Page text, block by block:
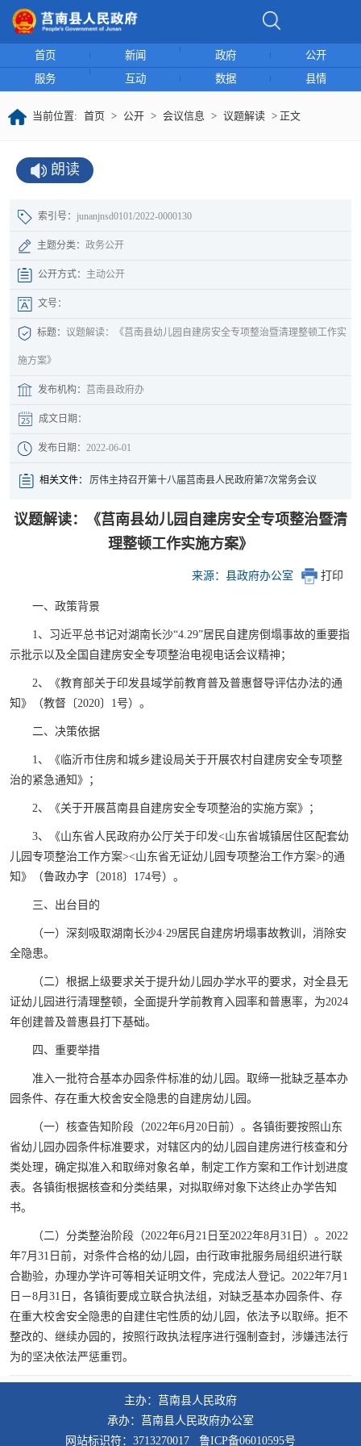
首页 新闻 政府
公开
服务
互动 数据 县情
当前位置: 首页 > 公开 > 会议信息 > 议题解读 > 正文
朗读
索引号： junanjnsd0101/2022-0000130
主题分类： 政务公开
公开方式： 主动公开
文号：
标题： 议题解读：《莒南县幼儿园自建房安全专项整治暨清理整顿工作实
施方案》
发布机构： 莒南县政府办
成文日期：
发布日期： 2022-06-01
相关文件： 厉伟主持召开第十八届莒南县人民政府第7次常务会议
议题解读：《莒南县幼儿园自建房安全专项整治暨清
理整顿工作实施方案》
来源：县政府办公室 打印
一、政策背景
1、习近平总书记对湖南长沙“4.29”居民自建房倒塌事故的重要指
示批示以及全国自建房安全专项整治电视电话会议精神；
2、《教育部关于印发县域学前教育普及普惠督导评估办法的通
知》（教督〔2020〕1号）。
二、决策依据
1、《临沂市住房和城乡建设局关于开展农村自建房安全专项整
治的紧急通知》；
2、《关于开展莒南县自建房安全专项整治的实施方案》；
3、《山东省人民政府办公厅关于印发<山东省城镇居住区配套幼
儿园专项整治工作方案><山东省无证幼儿园专项整治工作方案>的通
知》（鲁政办字〔2018〕174号）。
三、出台目的
（一）深刻吸取湖南长沙4·29居民自建房坍塌事故教训，消除安
全隐患。
（二）根据上级要求关于提升幼儿园办学水平的要求，对全县无
证幼儿园进行清理整顿，全面提升学前教育入园率和普惠率，为2024
年创建普及普惠县打下基础。
四、重要举措
准入一批符合基本办园条件标准的幼儿园。取缔一批缺乏基本办
园条件、存在重大校舍安全隐患的自建房幼儿园。
（一）核查告知阶段（2022年6月20日前）。各镇街要按照山东
省幼儿园办园条件标准要求，对辖区内的幼儿园自建房进行核查和分
类处理，确定拟准入和取缔对象名单，制定工作方案和工作计划进度
表。各镇街根据核查和分类结果，对拟取缔对象下达终止办学告知
书。
（二）分类整治阶段（2022年6月21日至2022年8月31日）。2022
年7月31日前，对条件合格的幼儿园，由行政审批服务局组织进行联
合勘验，办理办学许可等相关证明文件，完成法人登记。2022年7月1
日－8月31日，各镇街要成立联合执法组，对缺乏基本办园条件、存
在重大校舍安全隐患的自建住宅性质的幼儿园，依法予以取缔。拒不
整改的、继续办园的，按照行政执法程序进行强制查封，涉嫌违法行
为的坚决依法严惩重罚。
主办：莒南县人民政府
承办：莒南县人民政府办公室
网站标识符：3713270017 鲁ICP备06010595号